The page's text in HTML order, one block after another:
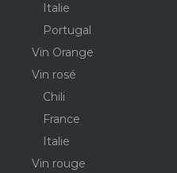
Italie
Portugal
Vin Orange
Vin rosé
Chili
France
Italie
Vin rouge